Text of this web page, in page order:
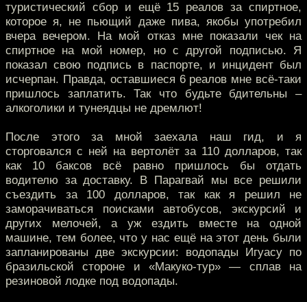
туристический сбор и ещё 15 реалов за спиртное,
которое я, не пьющий даже пива, якобы употребил
вчера вечером. На мой отказ мне показали чек на
спиртное на мой номер, но с другой подписью. Я
показал свою подпись в паспорте, и инцидент был
исчерпан. Правда, оставшиеся 6 реалов мне всё-таки
пришлось заплатить. Так что будьте бдительны –
алкоголики и тунеядцы не дремлют!
После этого за мной заехала наш гид, и я
сторговался с ней на вертолёт за 110 долларов, так
как 10 баксов всё равно пришлось бы отдать
водителю за доставку. В Парагвай мы все решили
съездить за 100 долларов, так как я решил не
заморачиваться поисками автобусов, экскурсий и
других мелочей, а уж ездить вместе на одной
машине, тем более, что у нас ещё на этот день были
запланированы две экскурсии: водопады Игуасу по
бразильской стороне и «Макуко-тур» — сплав на
резиновой лодке под водопады.